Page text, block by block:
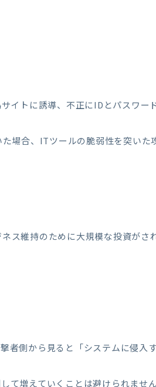
イトに誘導、不正にIDとパスワー
場合、ITツールの脆弱性を突いた
ス維持のために大規模な投資がさ
者側から見ると「システムに侵入
て増えていくことは避けられません